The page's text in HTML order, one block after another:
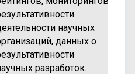
научных
данных о
разработок.